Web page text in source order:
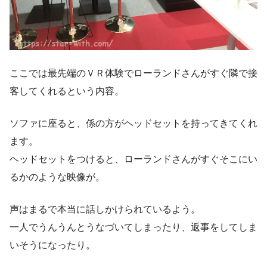
ここでは最先端のＶＲ体験でローランドさんがすぐ隣で接
客してくれるという内容。
ソファに座ると、係の方がヘッドセットを持ってきてくれ
ます。
ヘッドセットをつけると、ローランドさんがすぐそこにい
るかのような映像が。
声はまるで本当に話しかけられているよう。
一人でうんうんとうなづいてしまったり、返事をしてしま
いそうになったり。